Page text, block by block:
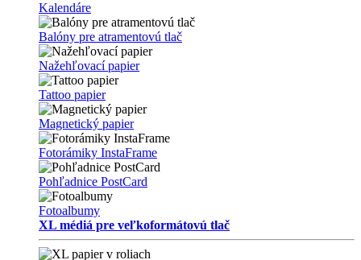
Kalendáre
Balóny pre atramentovú tlač
Nažehľovací papier
Tattoo papier
Magnetický papier
Fotorámiky InstaFrame
Pohľadnice PostCard
Fotoalbumy
XL médiá pre veľkoformátovú tlač